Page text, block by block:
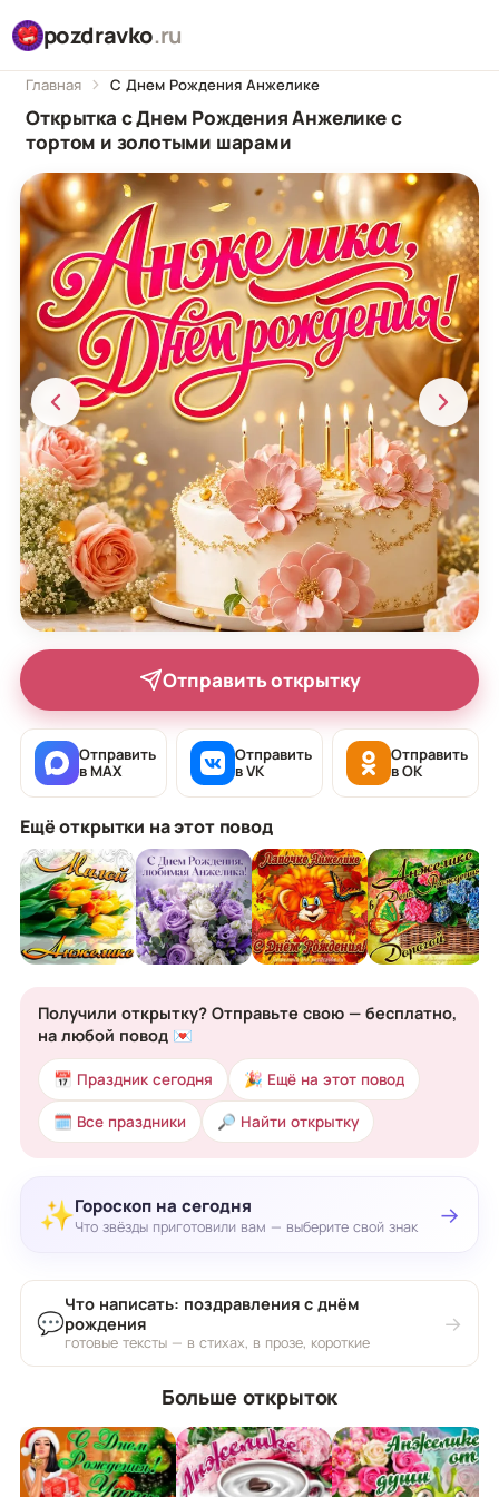
pozdravko.ru
Главная С Днем Рождения Анжелике
Открытка с Днем Рождения Анжелике с
тортом и золотыми шарами
Отправить открытку
Отправить
в MAX
Отправить
в VK
Отправить
в OK
Ещё открытки на этот повод
Получили открытку? Отправьте свою — бесплатно,
на любой повод 💌
📅 Праздник сегодня 🎉 Ещё на этот повод
🗓 Все праздники 🔎 Найти открытку
✨Гороскоп на сегодня
Что звёзды приготовили вам — выберите свой знак →
💬
Что написать: поздравления с днём
рождения
готовые тексты — в стихах, в прозе, короткие
→
Больше открыток